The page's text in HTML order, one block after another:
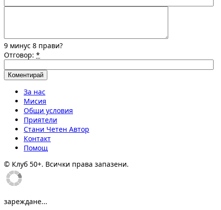
9 минус 8 прави?
Отговор: *
За нас
Мисия
Общи условия
Приятели
Стани Четен Автор
Контакт
Помощ
© Клуб 50+. Всички права запазени.
зареждане...